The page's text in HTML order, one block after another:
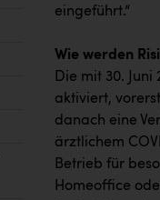
eingeführt.“
Wie werden
Die mit 30.
aktiviert,
danach eine
ärztlichem
Betrieb für
Homeoffice